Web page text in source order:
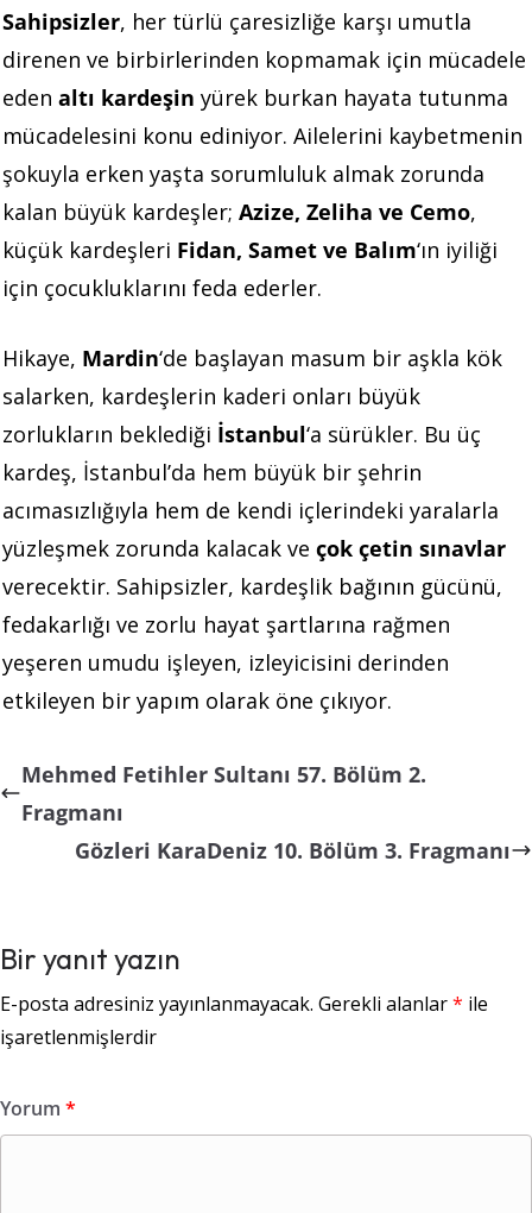
Sahipsizler, her türlü çaresizliğe karşı umutla
direnen ve birbirlerinden kopmamak için mücadele
eden altı kardeşin yürek burkan hayata tutunma
mücadelesini konu ediniyor. Ailelerini kaybetmenin
şokuyla erken yaşta sorumluluk almak zorunda
kalan büyük kardeşler; Azize, Zeliha ve Cemo,
küçük kardeşleri Fidan, Samet ve Balım‘ın iyiliği
için çocukluklarını feda ederler.
Hikaye, Mardin‘de başlayan masum bir aşkla kök
salarken, kardeşlerin kaderi onları büyük
zorlukların beklediği İstanbul‘a sürükler. Bu üç
kardeş, İstanbul’da hem büyük bir şehrin
acımasızlığıyla hem de kendi içlerindeki yaralarla
yüzleşmek zorunda kalacak ve çok çetin sınavlar
verecektir. Sahipsizler, kardeşlik bağının gücünü,
fedakarlığı ve zorlu hayat şartlarına rağmen
yeşeren umudu işleyen, izleyicisini derinden
etkileyen bir yapım olarak öne çıkıyor.
Mehmed Fetihler Sultanı 57. Bölüm 2.
Fragmanı
Gözleri KaraDeniz 10. Bölüm 3. Fragmanı
Bir yanıt yazın
E-posta adresiniz yayınlanmayacak. Gerekli alanlar* ile
işaretlenmişlerdir
Yorum *